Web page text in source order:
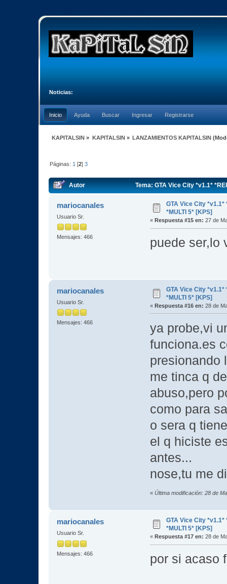
Noticias:
Inicio Ayuda Buscar Ingresar Registrarse
KAPITALSIN » KAPITALSIN» LANZAMIENTOS KAPITALSIN
Páginas: 1 [2]3
Autor Tema: GTA Vice City *v1.1*
mariocanales
Usuario Sr.
Mensajes: 466
GTA Vice City *v1.1*
*MULTI 5* [KPS]
« Respuesta #15 en: 27 de
puede ser,lo
mariocanales
Usuario Sr.
Mensajes: 466
GTA Vice City *v1.1*
*MULTI 5* [KPS]
« Respuesta #16 en: 28 de
ya probe,vi
funciona.es
presionando
me tinca q
abuso,pero
como para
o sera q
el q hiciste
antes...
nose,tu me
« Última modificación: 28 de
mariocanales
Usuario Sr.
Mensajes: 466
GTA Vice City *v1.1*
*MULTI 5* [KPS]
« Respuesta #17 en: 28 de
por si acaso